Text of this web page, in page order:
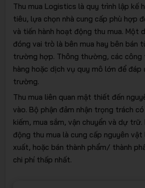
pháp
trữ
Thu mua Logistics là quy trình lập kế
tiêu, lựa chọn nhà cung cấp phù hợp
và tiến hành hoạt động thu mua. Một
đóng vai trò là bên mua hay bên bán
trường hợp. Thông thường, các công
hàng hoặc dịch vụ quy mô lớn để đáp
trường.
Thu mua liên quan mật thiết đến
vào. Bộ phận đảm nhận trọng trách
kiếm, mua sắm, vận chuyển và dự
động thu mua là cung cấp nguyên vật
xuất, hoặc bán thành phẩm/ thành
chi phí thấp nhất.